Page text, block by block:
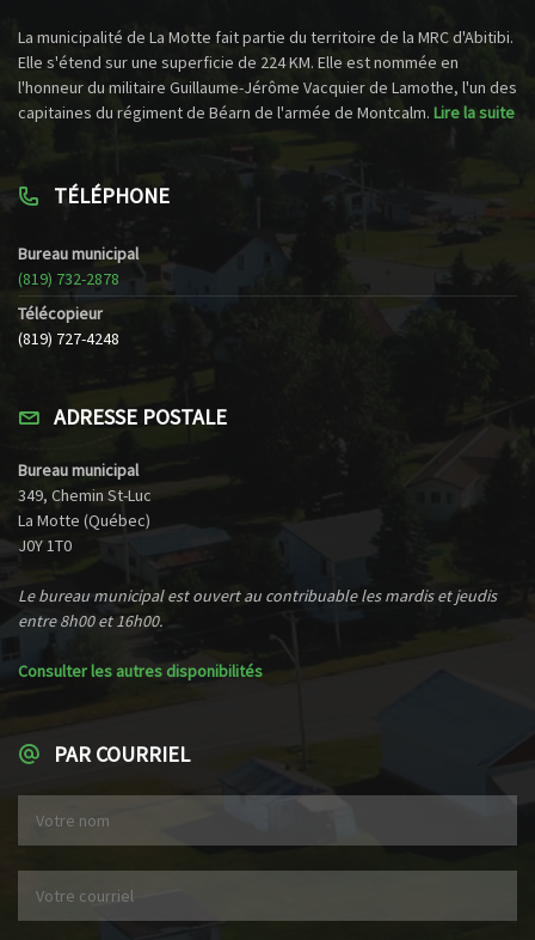
La municipalité de La Motte fait partie du territoire de la MRC d'Abitibi.
Elle s'étend sur une superficie de 224 KM. Elle est nommée en
l'honneur du militaire Guillaume-Jérôme Vacquier de Lamothe, l'un des
capitaines du régiment de Béarn de l'armée de Montcalm. Lire la suite
TÉLÉPHONE
Bureau municipal
(819) 732-2878
Télécopieur
(819) 727-4248
ADRESSE POSTALE
Bureau municipal
349, Chemin St-Luc
La Motte (Québec)
J0Y 1T0
Le bureau municipal est ouvert au contribuable les mardis et jeudis
entre 8h00 et 16h00.
Consulter les autres disponibilités
PAR COURRIEL